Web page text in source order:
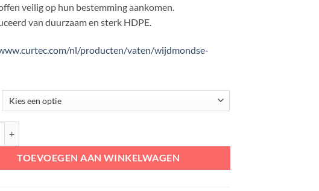
veilig op hun bestemming aankomen.
van duurzaam en sterk HDPE.
nl/producten/vaten/wijdmondse-
TOEVOEGEN AAN WINKELWAGEN